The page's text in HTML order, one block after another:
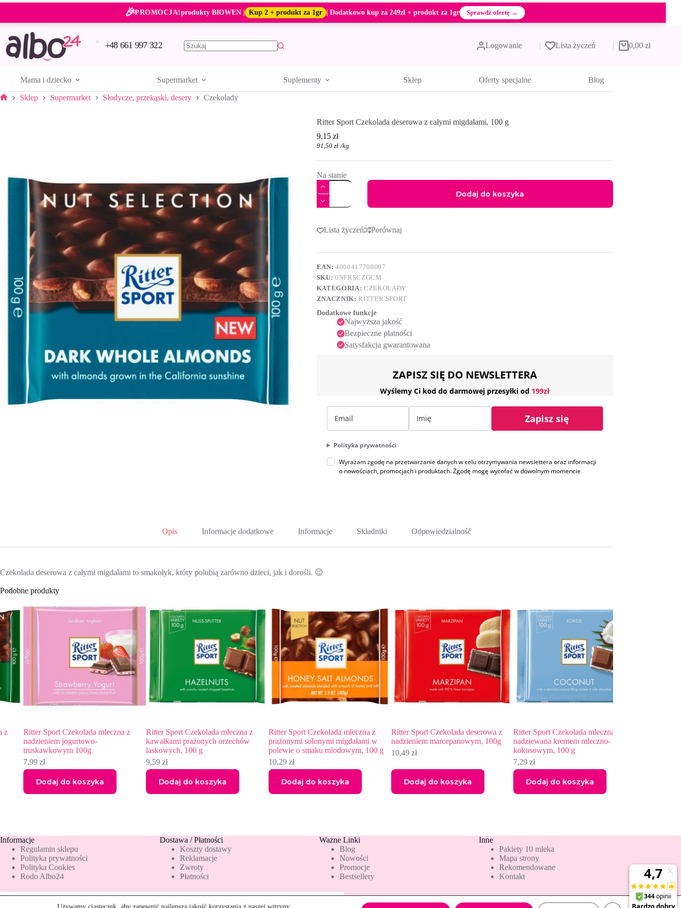
Przejdź
treści
🎉PROMOCJA!produkty BIOWEN | Kup 2 + produkt za 1gr | Dodatkowo kup za 249zł + produkt za 1gr Sprawdź ofertę →
+48 661 997 322 Logowanie Lista życzeń Koszyk
0,00 zł
Mama i dziecko Supermarket Suplementy Sklep Oferty specjalne Blog
Sklep Supermarket Słodycze, przekąski, desery Czekolady
Ritter Sport Czekolada deserowa z całymi migdałami, 100 g
9,15 zł
91,50 zł /kg
Na stanie
ilość
Ritter
Sport
Czekolada
z
całymi
100
Dodaj do koszyka
t
a
t
i
v
e
:
Lista życzeń Porównaj
EAN:4000417708007
SKU:0NFRSCZGCM
KATEGORIA: CZEKOLADY
ZNACZNIK:RITTER SPORT
Dodatkowe funkcje
Najwyższa jakość
Bezpieczne płatności
Satysfakcja gwarantowana
ZAPISZ SIĘ DO NEWSLETTERA
Wyślemy Ci kod do darmowej przesyłki od 199zł
Zapisz się
Polityka prywatności
Wyrażam zgodę na przetwarzanie danych w celu otrzymywania newslettera oraz informacji
o nowościach, promocjach i produktach. Zgodę mogę wycofać w dowolnym momencie
Opis Informacje dodatkowe Informacje Składniki Odpowiedzialność
Czekolada deserowa z całymi migdałami to smakołyk, który polubią zarówno dzieci, jak i dorośli. 😉
Podobne produkty
Ritter Sport Czekolada mleczna z
nadzieniem jogurtowo-
truskawkowym 100g
Dodaj do koszyka
Ritter Sport Czekolada mleczna z
kawałkami prażonych orzechów
laskowych, 100 g
Dodaj do koszyka
Ritter Sport Czekolada mleczna z
prażonymi solonymi migdałami w
polewie o smaku miodowym, 100 g
zł
Dodaj do koszyka
Ritter Sport Czekolada deserowa z
nadzieniem marcepanowym, 100g
10,49
zł
Dodaj do koszyka
Ritter Sport Czekolada mleczna
nadziewana kremem mleczno-
kokosowym, 100 g
Dodaj do koszyka
Informacje
Regulamin sklepu
Polityka prywatności
Polityka Cookies
Rodo Albo24
Dostawa / Płatności
Koszty dostawy
Reklamacje
Zwroty
Płatności
Ważne Linki
Blog
Nowości
Promocje
Bestsellery
Inne
Pakiety 10 mleka
Mapa strony
Rekomendowane
Kontakt
ilość